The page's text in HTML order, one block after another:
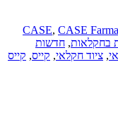
CASE, CASE
בחקלאות, חדשות
, ציוד חקלאי, קייס, קייס